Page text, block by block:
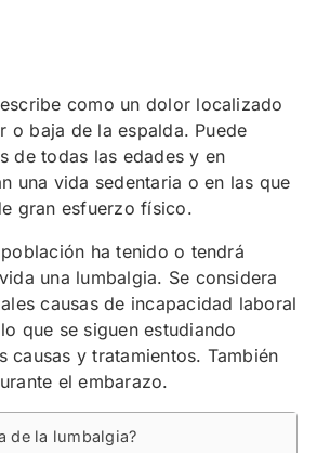
como un dolor localizado
o baja de la espalda. Puede
de todas las edades y en
una vida sedentaria o en las que
gran esfuerzo físico.
ha tenido o tendrá
una lumbalgia. Se considera
causas de incapacidad laboral
que se siguen estudiando
causas y tratamientos. También
el embarazo.
de la lumbalgia?